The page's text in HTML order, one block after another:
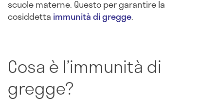
scuole materne. Questo per garantire la
cosiddetta immunità di gregge.
Cosa è l’immunità di
gregge?